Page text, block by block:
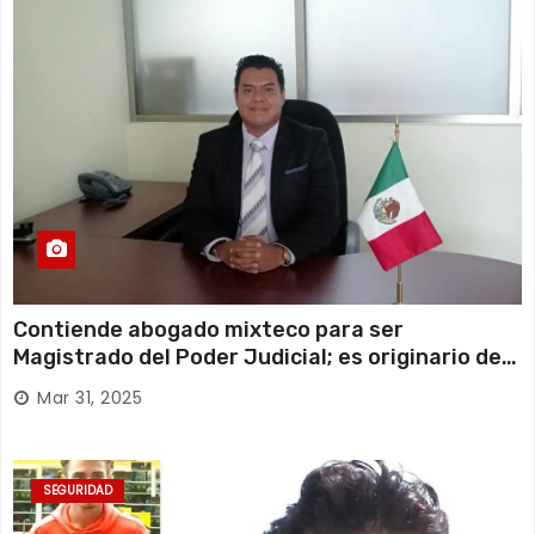
Contiende abogado mixteco para ser
Magistrado del Poder Judicial; es originario de
Huajuapan de León
Mar 31, 2025
SEGURIDAD